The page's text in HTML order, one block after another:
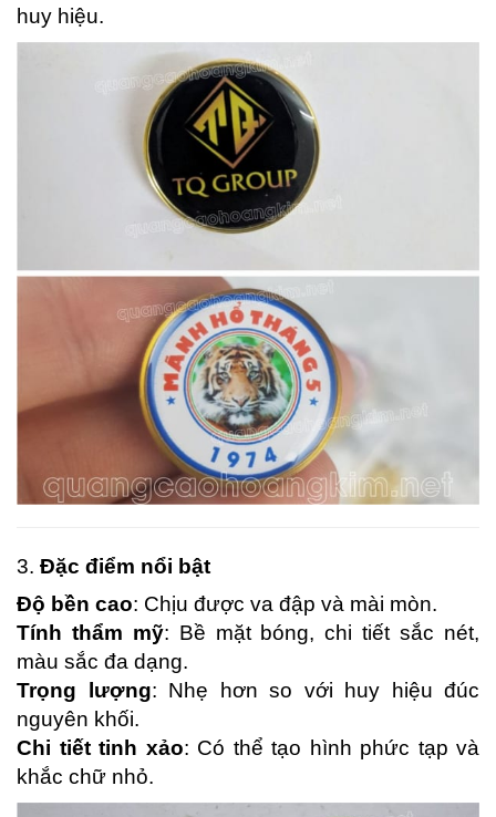
huy hiệu.
3. Đặc điểm nổi bật
Độ bền cao: Chịu được va đập và mài mòn.
Tính thẩm mỹ: Bề mặt bóng, chi tiết sắc nét,
màu sắc đa dạng.
Trọng lượng: Nhẹ hơn so với huy hiệu đúc
nguyên khối.
Chi tiết tinh xảo: Có thể tạo hình phức tạp và
khắc chữ nhỏ.